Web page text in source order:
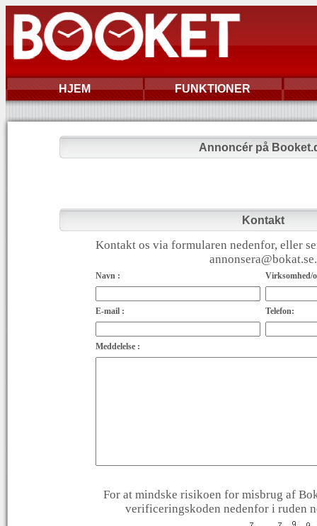
HJEM FUNKTIONER
Annoncér på
Kontakt
Kontakt os via formularen nedenfor, eller
annonsera@bokat.se.
Navn : Virksomhed/
E-mail : Telefon:
Meddelelse :
For at mindske risikoen for misbrug af
verificeringskoden nedenfor i ruden